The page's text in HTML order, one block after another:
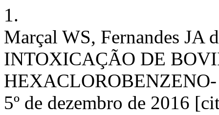
1.
Marçal WS, Fernandes JA
INTOXICAÇÃO DE
5º de dezembro de 2016